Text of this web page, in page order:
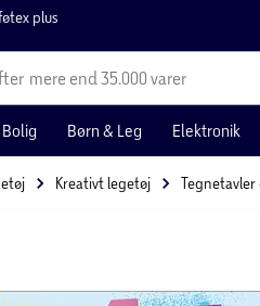
plus
mere end 35.000 varer
Bolig Børn & Leg Elektronik
Kreativt legetøj